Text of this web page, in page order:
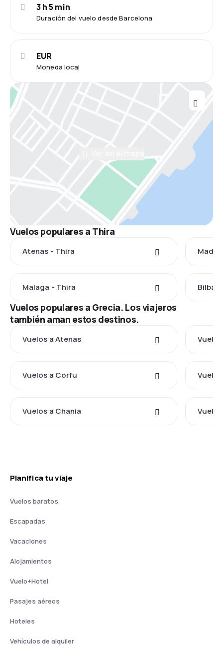
Duración del vuelo desde Barcelona
3 h 5 min
Moneda local
EUR
Vuelos populares a Thira
Atenas - Thira
Malaga - Thira
Vuelos populares a Grecia. Los viajeros
también aman estos destinos.
Vuelos a Atenas
Vuelos a Corfu
Vuelos a Chania
Planifica tu viaje
Vuelos baratos
Escapadas
Vacaciones
Alojamientos
Vuelo+Hotel
Pasajes aéreos
Hoteles
Vehículos de alquiler